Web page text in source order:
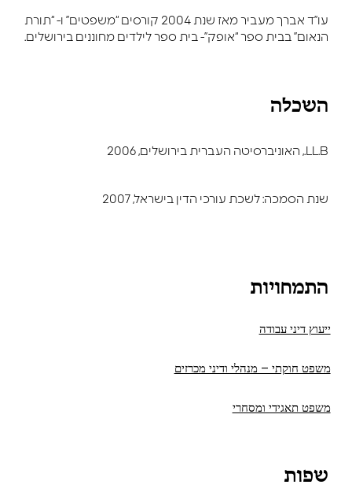
עו”ד אברך מעביר מאז שנת 2004 קורסים “משפטים” ו- “תורת
הנאום” בבית ספר “אופק”- בית ספר לילדים מחוננים בירושלים.
השכלה
LL.B., האוניברסיטה העברית בירושלים, 2006
שנת הסמכה: לשכת עורכי הדין בישראל, 2007
התמחויות
ייעוץ דיני עבודה
משפט חוקתי – מנהלי ודיני מכרזים
משפט תאגידי ומסחרי
שפות